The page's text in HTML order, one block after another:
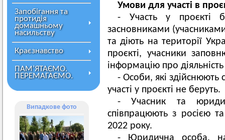
Запобігання та
протидія
домашньому
насильству
Краєзнавство
ПАМ’ЯТАЄМО.
ПЕРЕМАГАЄМО.
Випадкове фото
Умови для участі в
- Участь у проєкті
засновниками
та діють на території
проєкті, учасники
інформацію про
- Особи, які здійснюють
участі у проєкті не беруть.
- Учасник та
співпрацюють з росією
2022 року.
- Юридична особа, на